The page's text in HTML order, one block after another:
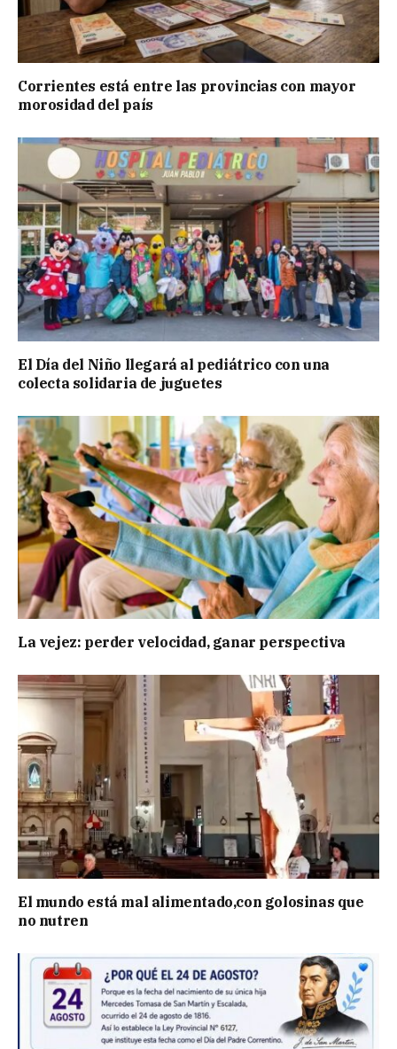
Corrientes está entre las provincias con mayor
morosidad del país
El Día del Niño llegará al pediátrico con una
colecta solidaria de juguetes
La vejez: perder velocidad, ganar perspectiva
El mundo está mal alimentado,con golosinas que
no nutren